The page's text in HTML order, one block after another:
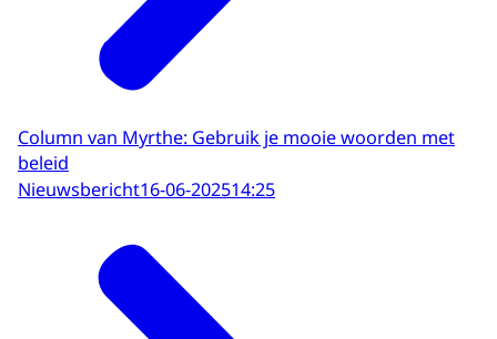
Column van Myrthe: Gebruik je mooie woorden met
beleid
Nieuwsbericht16-06-202514:25